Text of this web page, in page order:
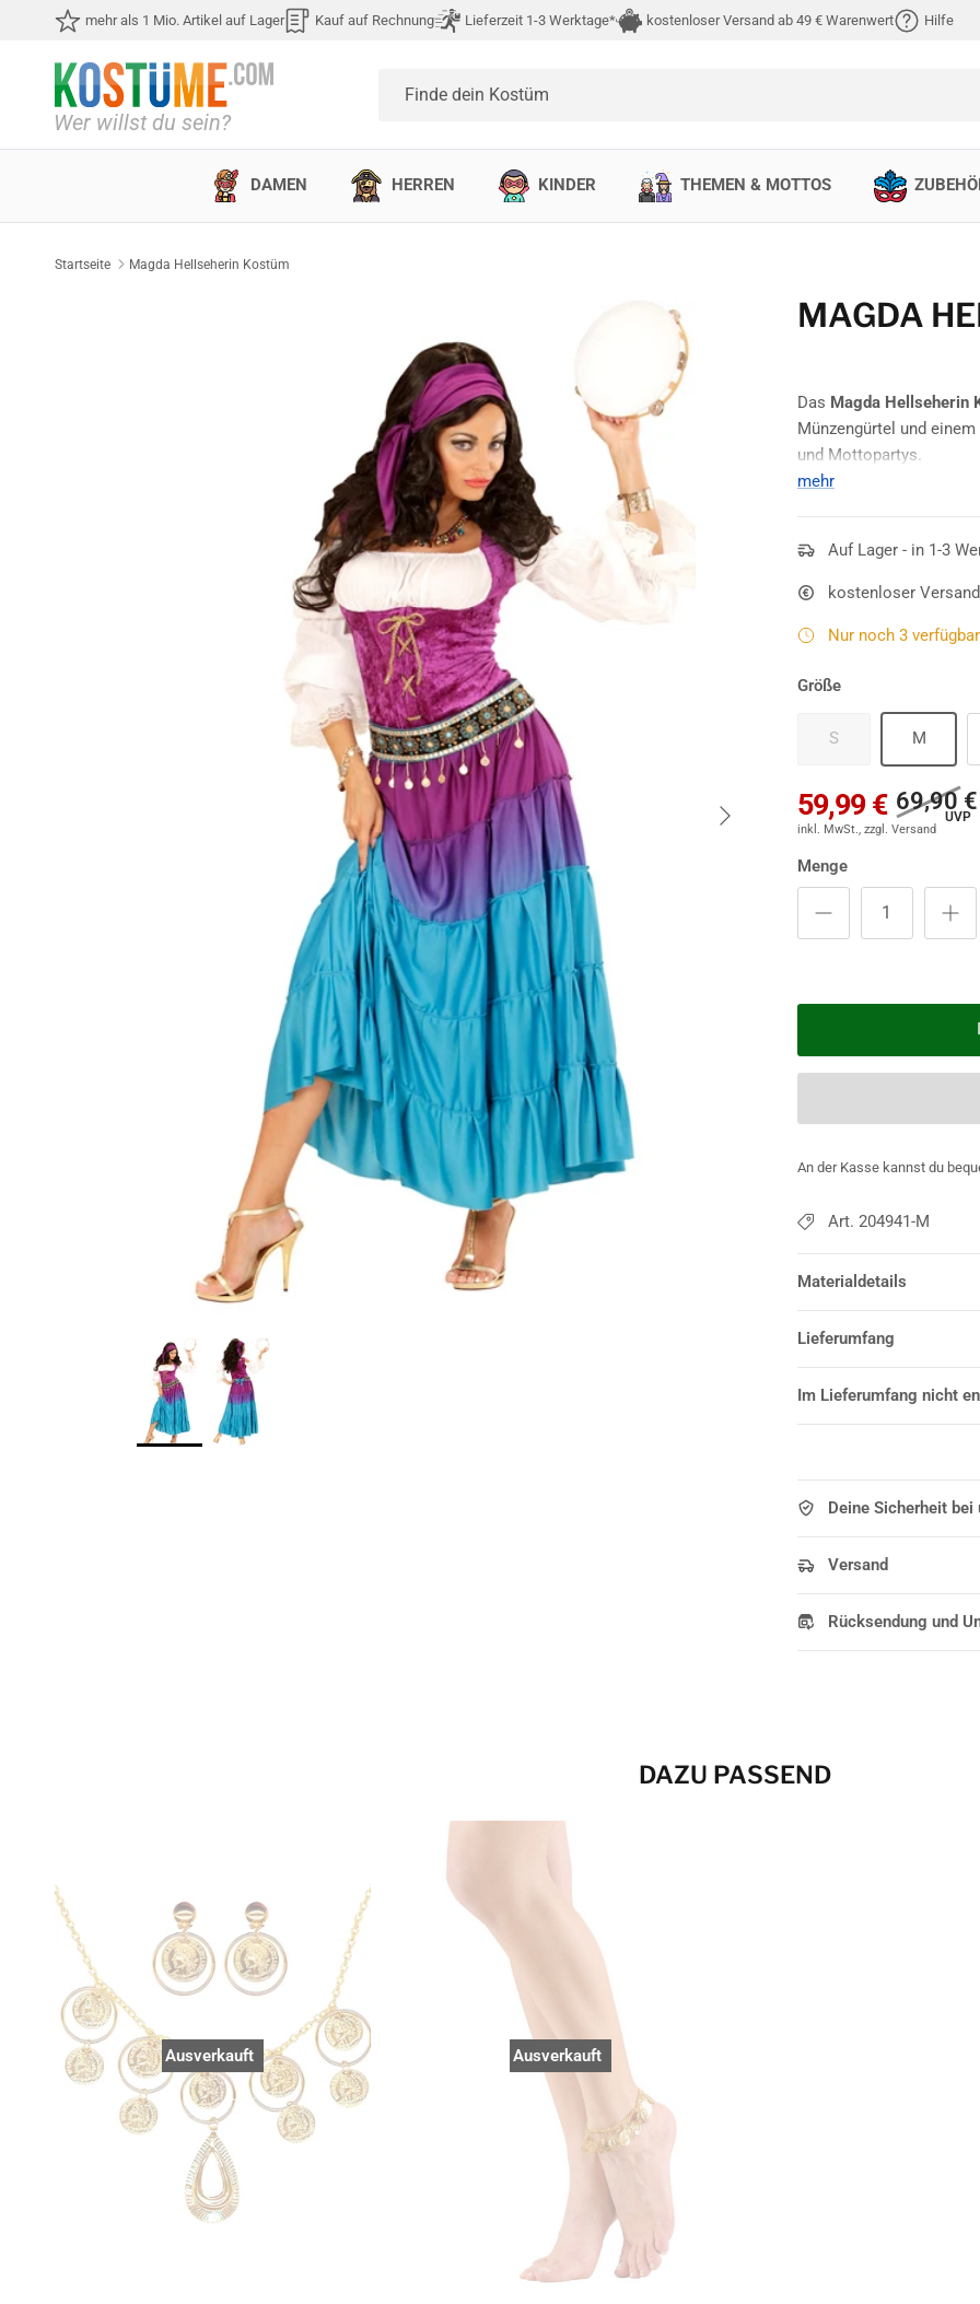
Direkt zum Inhaltmehr als 1 Mio. Artikel auf Lager Kauf auf Rechnung Lieferzeit 1-3 Werktage* kostenloser Versand ab 49 € Warenwert Hilfe
Finde dein Kostüm
DAMEN HERREN KINDER THEMEN & MOTTOS
Startseite Magda Hellseherin Kostüm
Nächste
MAGDA
Das Magda Hellseherin
Münzengürtel und
und Mottopartys.
Rüschen auf und
Kostüm- ein
schimmernd-samtigem
mehr
Auf Lager - in 1-3
kostenloser
Nur noch 3
Größe
S M
59,99 € 69,90 €
Menge
An der Kasse kannst du
Art. 204941-M
Materialdetails
Lieferumfang
Im Lieferumfang nicht
Deine Sicherheit bei
Versand
Rücksendung und
DAZU PASSEND
Ausverkauft Ausverkauft